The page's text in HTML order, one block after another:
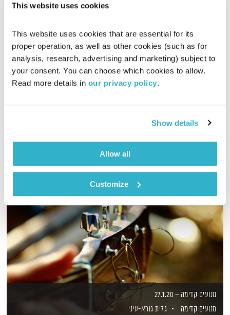
This website uses cookies
This website uses cookies that are essential for its
proper operation, as well as other cookies (such as for
analysis, research, advertising and marketing) subject to
your consent. You can choose which cookies to allow.
Read more details in our privacy policy.
Show details
Allow all
Customize
שיחות טרנספורמטיביות
אסי זיגדון ונטאלי בן דוד
01.02.16
00:56:42
מנועים קדימה – 27.1.20
מנועים קדימה
גלית גורא-עיני